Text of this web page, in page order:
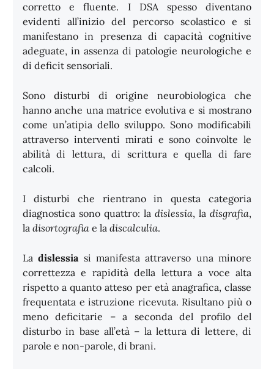
corretto e fluente. I DSA spesso diventano
evidenti all’inizio del percorso scolastico e si
manifestano in presenza di capacità cognitive
adeguate, in assenza di patologie neurologiche e
di deficit sensoriali.
Sono disturbi di origine neurobiologica che
hanno anche una matrice evolutiva e si mostrano
come un’atipia dello sviluppo. Sono modificabili
attraverso interventi mirati e sono coinvolte le
abilità di lettura, di scrittura e quella di fare
calcoli.
I disturbi che rientrano in questa categoria
diagnostica sono quattro: la dislessia, la disgrafia,
la disortografia e la discalculia.
Ladislessiasi manifesta attraverso una minore
correttezza e rapidità della lettura a voce alta
rispetto a quanto atteso per età anagrafica, classe
frequentata e istruzione ricevuta. Risultano più o
meno deficitarie – a seconda del profilo del
disturbo in base all’età – la lettura di lettere, di
parole e non-parole, di brani.